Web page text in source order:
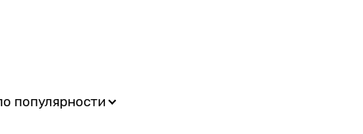
популярности